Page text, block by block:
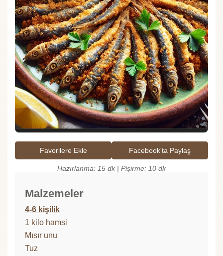
Favorilere Ekle Facebook'ta Paylaş
Hazırlanma: 15 dk | Pişirme: 10 dk
Malzemeler
4-6 kişilik
1 kilo hamsi
Mısır unu
Tuz